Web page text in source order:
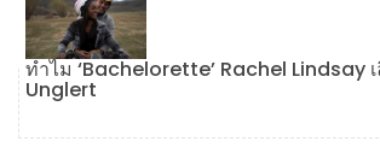
ทำไม ‘Bachelorette’ Rachel Lindsay
Unglert